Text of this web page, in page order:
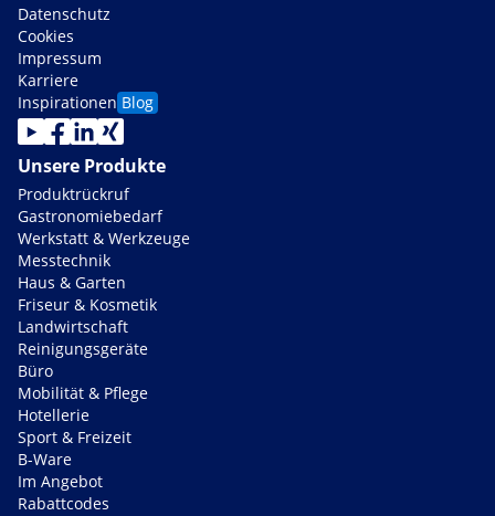
Datenschutz
Cookies
Impressum
Karriere
Inspirationen Blog
Unsere Produkte
Produktrückruf
Gastronomiebedarf
Werkstatt & Werkzeuge
Messtechnik
Haus & Garten
Friseur & Kosmetik
Landwirtschaft
Reinigungsgeräte
Büro
Mobilität & Pflege
Hotellerie
Sport & Freizeit
B-Ware
Im Angebot
Rabattcodes